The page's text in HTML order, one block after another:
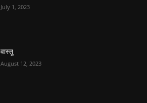
July 1, 2023
वास्तू
August 12, 2023